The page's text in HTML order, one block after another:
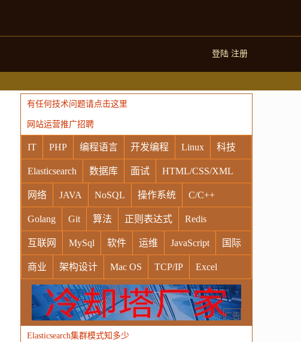
登陆 注册
有任何技术问题请点击这里
网站运营推广招聘
IT PHP 编程语言 开发编程 Linux 科技
Elasticsearch 数据库 面试 HTML/CSS/XML
网络 JAVA NoSQL 操作系统 C/C++
Golang Git 算法 正则表达式 Redis
互联网 MySql 软件 运维 JavaScript 国际
商业 架构设计 Mac OS TCP/IP Excel
Windows Oracle Socket VR Vim
MongoDB 运营 Python MemCache 硬件
电子 娱乐 设计 摄影
广告
Elasticsearch集群模式知多少